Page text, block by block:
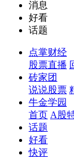
消息
好看
话题
点掌财经
股票直播
砖家团
说说股票
牛金学园
首页 A股
话题
好看
快评